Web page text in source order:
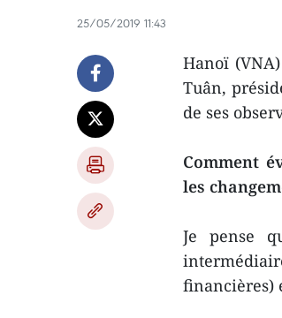
25/05/2019 11:43
Hanoï
Tuân,
de ses
Comment
les
Je pense
financières)